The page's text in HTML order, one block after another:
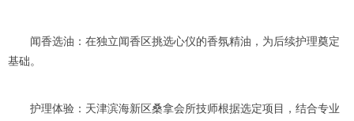
闻香选油：在独立闻香区挑选心仪的香氛精油，为后续护理奠定
基础。
护理体验：天津滨海新区桑拿会所技师根据选定项目，结合专业